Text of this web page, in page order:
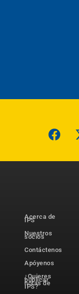
Acerca de
IPS
Nuestros
socios
Contáctenos
Apóyenos
¿Quieres
publicar
notas de
IPS?